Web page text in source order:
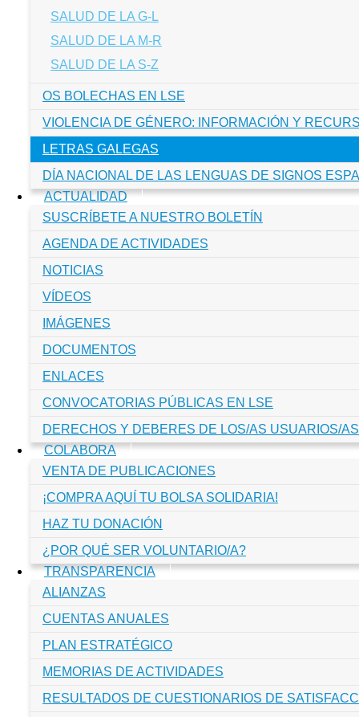
SALUD DE LA G-L
SALUD DE LA M-R
SALUD DE LA S-Z
OS BOLECHAS EN LSE
VIOLENCIA DE GÉNERO: INFORMACIÓN Y
LETRAS GALEGAS
DÍA NACIONAL DE LAS LENGUAS DE SIGNOS
ACTUALIDAD
SUSCRÍBETE A NUESTRO BOLETÍN
AGENDA DE ACTIVIDADES
NOTICIAS
VÍDEOS
IMÁGENES
DOCUMENTOS
ENLACES
CONVOCATORIAS PÚBLICAS EN LSE
DERECHOS Y DEBERES DE LOS/AS USUARIOS/
COLABORA
VENTA DE PUBLICACIONES
¡COMPRA AQUÍ TU BOLSA SOLIDARIA!
HAZ TU DONACIÓN
¿POR QUÉ SER VOLUNTARIO/A?
TRANSPARENCIA
ALIANZAS
CUENTAS ANUALES
PLAN ESTRATÉGICO
MEMORIAS DE ACTIVIDADES
RESULTADOS DE CUESTIONARIOS DE